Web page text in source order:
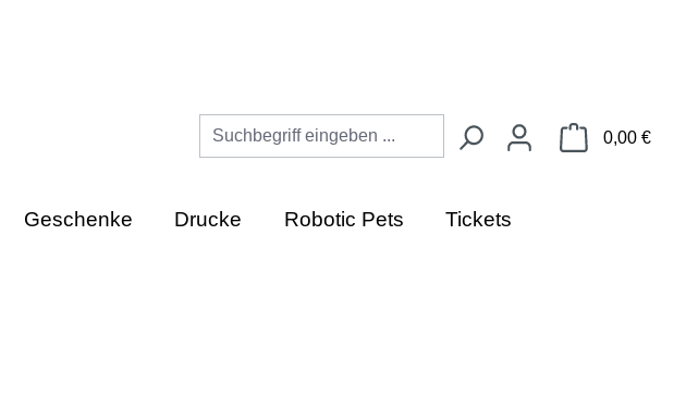
0,00 €
Geschenke Drucke Robotic Pets Tickets